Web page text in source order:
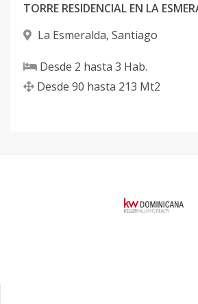
TORRE RESIDENCIAL EN LA
La Esmeralda, Santiago
Desde 2 hasta 3 Hab.
Desde 90 hasta 213 Mt2